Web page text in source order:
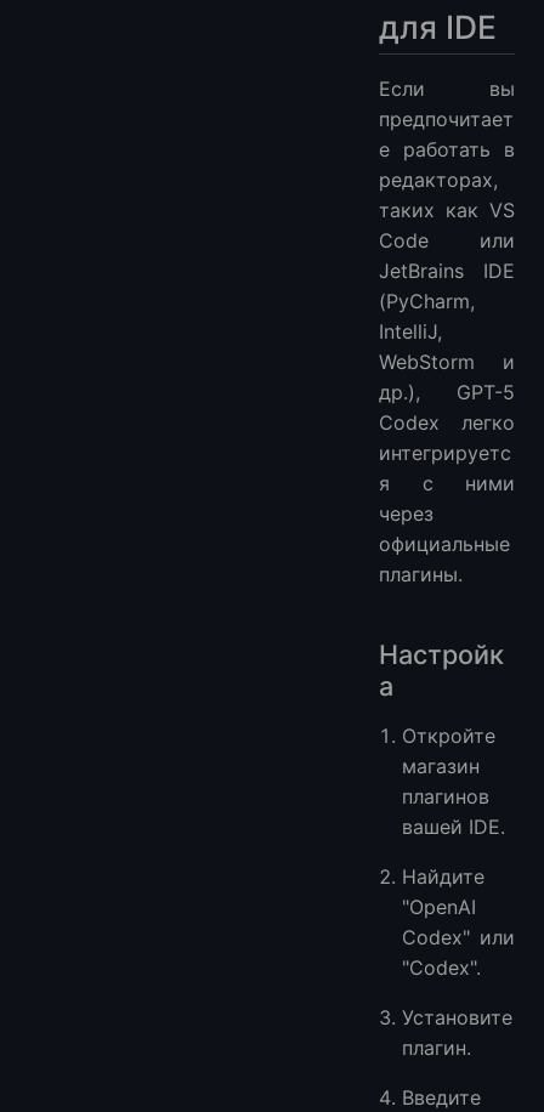
для IDE
Если вы
предпочитает
е работать в
редакторах,
таких как VS
Code или
JetBrains IDE
(PyCharm,
IntelliJ,
WebStorm и
др.), GPT-5
Codex легко
интегрируетс
я с ними
через
официальные
плагины.
Настройк
а
Откройте
магазин
плагинов
вашей IDE.
Найдите
"OpenAI
Codex" или
"Codex".
Установите
плагин.
Введите